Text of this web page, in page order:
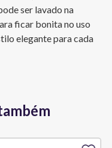
ser lavado na
ficar bonita no uso
elegante para cada